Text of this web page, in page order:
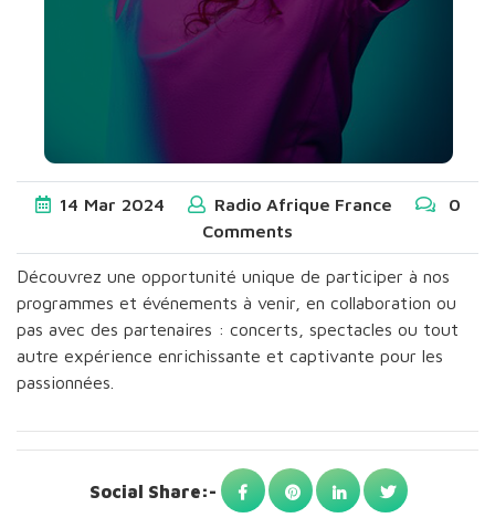
14 Mar 2024 Radio Afrique France
0
Comments
Découvrez une opportunité unique de participer à nos
programmes et événements à venir, en collaboration ou
pas avec des partenaires : concerts, spectacles ou tout
autre expérience enrichissante et captivante pour les
passionnées.
Social Share:-